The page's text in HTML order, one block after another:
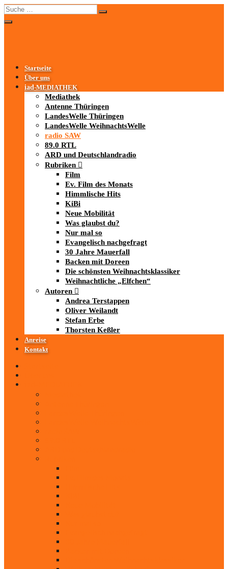
Startseite
Über uns
iad-MEDIATHEK
Mediathek
Antenne Thüringen
LandesWelle Thüringen
LandesWelle WeihnachtsWelle
radio SAW
89.0 RTL
ARD und Deutschlandradio
Rubriken
Film
Ev. Film des Monats
Himmlische Hits
KiBi
Neue Mobilität
Was glaubst du?
Nur mal so
Evangelisch nachgefragt
30 Jahre Mauerfall
Backen mit Doreen
Die schönsten Weihnachtsklassiker
Weihnachtliche „Elfchen“
Autoren
Andrea Terstappen
Oliver Weilandt
Stefan Erbe
Thorsten Keßler
Anreise
Kontakt